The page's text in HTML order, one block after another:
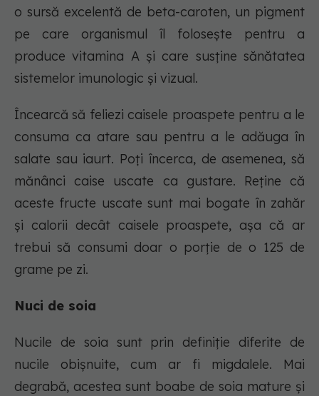
o sursă excelentă de beta-caroten, un pigment
pe care organismul îl folosește pentru a
produce vitamina A și care susține sănătatea
sistemelor imunologic și vizual.
Încearcă să feliezi caisele proaspete pentru a le
consuma ca atare sau pentru a le adăuga în
salate sau iaurt. Poți încerca, de asemenea, să
mănânci caise uscate ca gustare. Reține că
aceste fructe uscate sunt mai bogate în zahăr
și calorii decât caisele proaspete, așa că ar
trebui să consumi doar o porție de o 125 de
grame pe zi.
Nuci de soia
Nucile de soia sunt prin definiție diferite de
nucile obișnuite, cum ar fi migdalele. Mai
degrabă, acestea sunt boabe de soia mature și